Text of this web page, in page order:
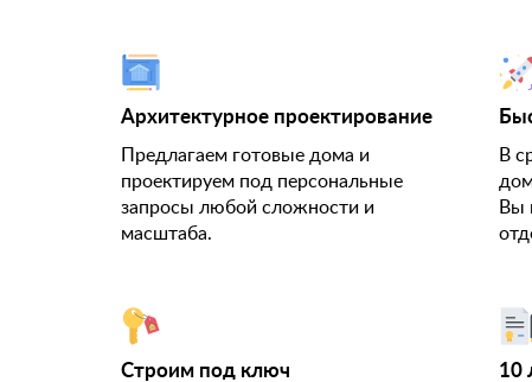
Архитектурное проектирование
Предлагаем готовые дома и
проектируем под персональные
запросы любой сложности и
масштаба.
В
Вы
Строим под ключ 10